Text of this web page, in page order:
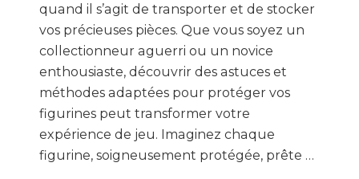
quand il s’agit de transporter et de stocker
vos précieuses pièces. Que vous soyez un
collectionneur aguerri ou un novice
enthousiaste, découvrir des astuces et
méthodes adaptées pour protéger vos
figurines peut transformer votre
expérience de jeu. Imaginez chaque
figurine, soigneusement protégée, prête …